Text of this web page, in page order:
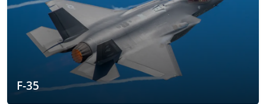
F-35